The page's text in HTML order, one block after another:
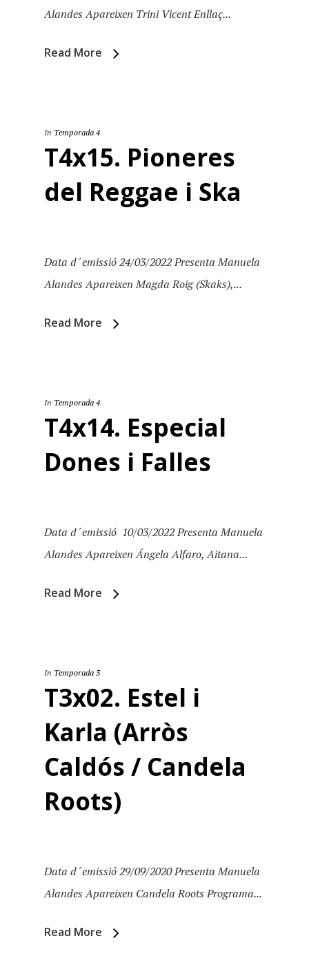
Alandes Apareixen Trini Vicent Enllaç...
Read More
In Temporada 4
T4x15. Pioneres
del Reggae i Ska
Data d´emissió 24/03/2022 Presenta Manuela
Alandes Apareixen Magda Roig (Skaks),...
Read More
In Temporada 4
T4x14. Especial
Dones i Falles
Data d´emissió 10/03/2022 Presenta Manuela
Alandes Apareixen Ángela Alfaro, Aitana...
Read More
In Temporada 3
T3x02. Estel i
Karla (Arròs
Caldós / Candela
Roots)
Data d´emissió 29/09/2020 Presenta Manuela
Alandes Apareixen Candela Roots Programa...
Read More